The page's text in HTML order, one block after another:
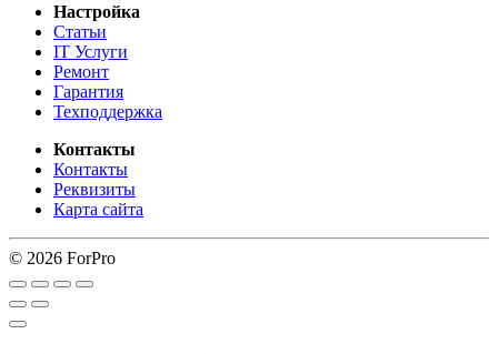
Настройка
Статьи
IT Услуги
Ремонт
Гарантия
Техподдержка
Контакты
Контакты
Реквизиты
Карта сайта
© 2026 ForPro